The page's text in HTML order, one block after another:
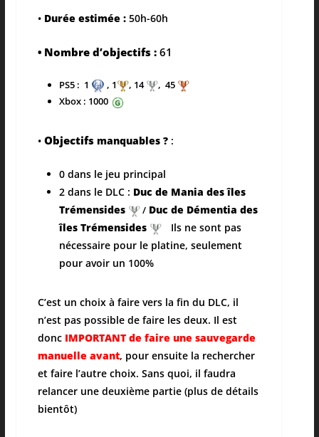
• Durée estimée :50h-60h
• Nombre d’objectifs : 61
PS5 : 1 , 1 , 14
, 45
Xbox : 1000
• Objectifsmanquables ?:
0 dans le jeu principal
2 dans le DLC : Duc de Mania des îles
Trémensides
/ Duc de Démentia des
îles Trémensides
Ils ne sont pas
nécessaire pour le platine, seulement
pour avoir un 100%
C’est un choix à faire vers la fin du DLC, il
n’est pas possible de faire les deux. Il est
doncIMPORTANT de faire une sauvegarde
manuelle avant, pour ensuite la rechercher
et faire l’autre choix. Sans quoi, il faudra
relancer une deuxième partie (plus de détails
bientôt)